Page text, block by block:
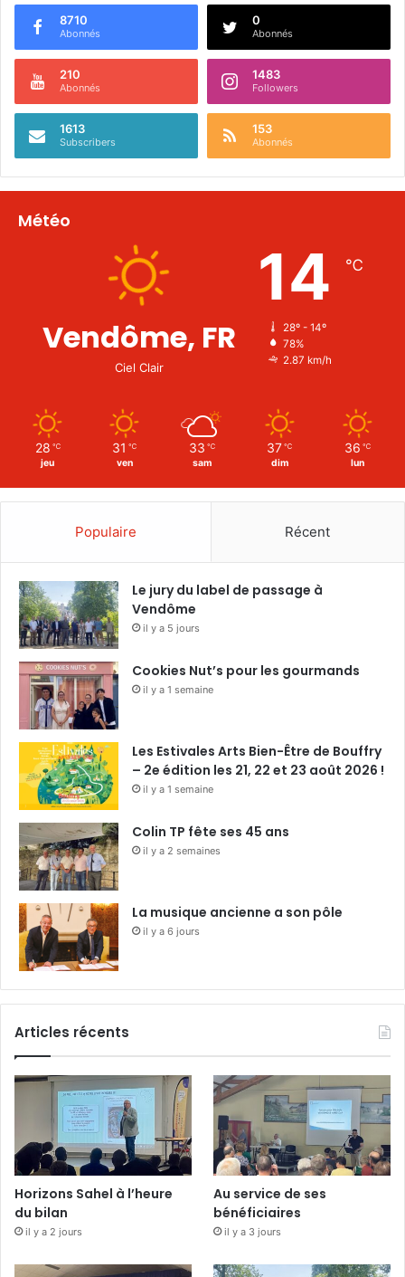
8710
Abonnés
0
Abonnés
210
Abonnés
1483
Followers
1613
Subscribers
153
Abonnés
Météo
Vendôme, FR
Ciel Clair
14 ℃
28º - 14º
78%
2.87 km/h
28 ℃
jeu
31 ℃
ven
33 ℃
sam
37 ℃
dim
36 ℃
lun
Populaire Récent
Le jury du label de passage à
Vendôme
il y a 5 jours
Cookies Nut’s pour les gourmands
il y a 1 semaine
Les Estivales Arts Bien-Être de Bouffry
– 2e édition les 21, 22 et 23 août 2026 !
il y a 1 semaine
Colin TP fête ses 45 ans
il y a 2 semaines
La musique ancienne a son pôle
il y a 6 jours
Articles récents
Horizons Sahel à l’heure
du bilan
il y a 2 jours
Au service de ses
bénéficiaires
il y a 3 jours